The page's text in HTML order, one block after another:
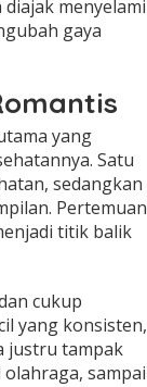
menyelami
gaya
yang
Satu
sedangkan
Pertemuan
titik balik
cukup
yang konsisten,
justru tampak
sampai